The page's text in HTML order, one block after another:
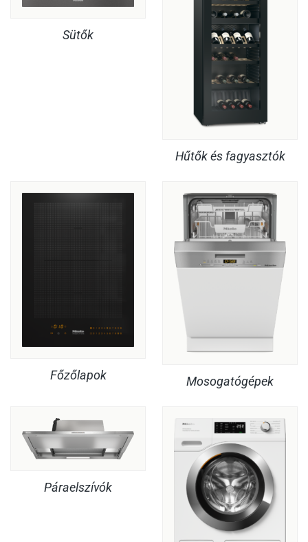
Sütők
Hűtők és fagyasztók
Főzőlapok Mosogatógépek
Páraelszívók